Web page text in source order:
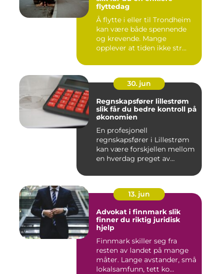
flyttedag
Å flytte i eller til Trondheim
kan være både spennende
og krevende. Mange
opplever at tiden ikke str...
30. jun
Regnskapsfører lillestrøm
slik får du bedre kontroll på
økonomien
En profesjonell
regnskapsfører i Lillestrøm
kan være forskjellen mellom
en hverdag preget av
13. jun
Advokat i finnmark slik
finner du riktig juridisk
hjelp
Finnmark skiller seg fra
resten av landet på mange
måter. Lange avstander, små
lokalsamfunn, tett ko...